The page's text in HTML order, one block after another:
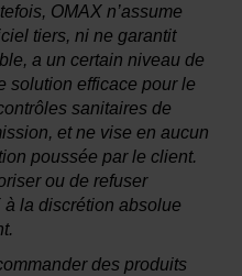
OMAX n’assume
tiers, ni ne garantit
a un certain niveau de
solution efficace pour le
sanitaires de
et ne vise en aucun
poussée par le client.
ou de refuser
à la discrétion absolue
des produits